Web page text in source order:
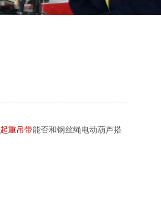
起重吊带能否和钢丝绳电动葫芦搭